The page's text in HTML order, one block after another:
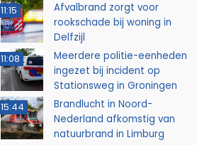
11:15
Afvalbrand zorgt voor
rookschade bij woning in
Delfzijl
11:08
Meerdere politie-eenheden
ingezet bij incident op
Stationsweg in Groningen
15:44
Brandlucht in Noord-
Nederland afkomstig van
natuurbrand in Limburg